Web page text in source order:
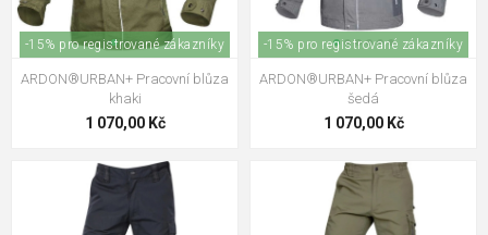
-15% pro registrované zákazníky
ARDON®URBAN+ Pracovní blůza
khaki
1 070,00 Kč
-15% pro registrované zákazníky
ARDON®URBAN+ Pracovní blůza
šedá
1 070,00 Kč